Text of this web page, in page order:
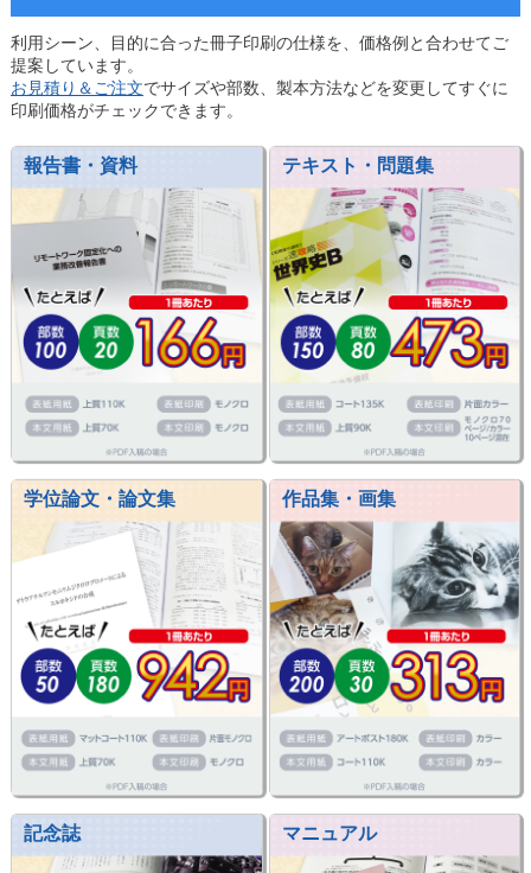
利用シーン、目的に合った冊子印刷の仕様を、価格例と合わせてご
提案しています。
お見積り＆ご注文でサイズや部数、製本方法などを変更してすぐに
印刷価格がチェックできます。
報告書・資料 テキスト・問題集
学位論文・論文集 作品集・画集
記念誌 マニュアル